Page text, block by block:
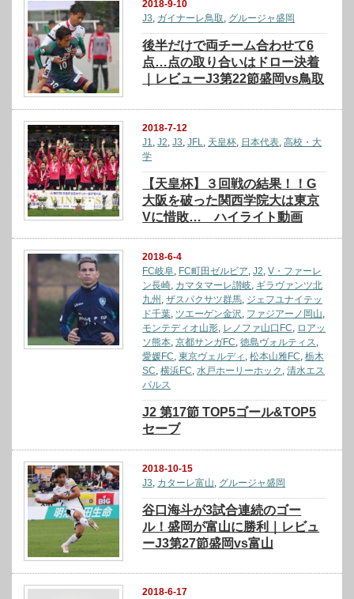
2018-9-10
J3, ガイナーレ鳥取, グルージャ盛岡
後半だけで両チーム合わせて6
点…点の取り合いはドロー決着
｜レビューJ3第22節盛岡vs鳥取
2018-7-12
J1
,J2 ,J3 ,JFL 天皇杯 日本代表 ,高校・大
学
【天皇杯】３回戦の結果！！G
大阪を破った関西学院大は東京
Vに惜敗… ハイライト動画
2018-6-4
FC岐阜 FC町田ゼルビア ,J2 ,V・ファーレ
ン長崎 カマタマーレ讃岐 ギラヴァンツ北
九州 ,ザスパクサツ群馬 ジェフユナイテッ
ド千葉 ツエーゲン金沢 ファジアーノ岡山
モンテディオ山形 レノファ山口FC
ロアッ
ソ熊本 ,京都サンガFC ,徳島ヴォルティス
愛媛FC ,東京ヴェルディ ,松本山雅FC ,栃木
SC ,横浜FC ,水戸ホーリーホック ,清水エス
パルス
J2 第17節 TOP5ゴール&TOP5
セーブ
2018-10-15
J3 カターレ富山 グルージャ盛岡
谷口海斗が3試合連続のゴー
ル！盛岡が富山に勝利｜レビュ
ーJ3第27節盛岡vs富山
2018-6-17